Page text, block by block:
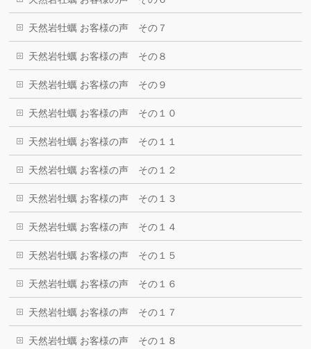
天然岩牡蠣 お客様の声 その７
天然岩牡蠣 お客様の声 その８
天然岩牡蠣 お客様の声 その９
天然岩牡蠣 お客様の声 その１０
天然岩牡蠣 お客様の声 その１１
天然岩牡蠣 お客様の声 その１２
天然岩牡蠣 お客様の声 その１３
天然岩牡蠣 お客様の声 その１４
天然岩牡蠣 お客様の声 その１５
天然岩牡蠣 お客様の声 その１６
天然岩牡蠣 お客様の声 その１７
天然岩牡蠣 お客様の声 その１８